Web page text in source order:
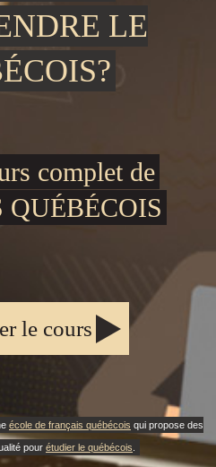
LE
complet de
le cours
école de français québécois qui propose des
pour étudier le québécois